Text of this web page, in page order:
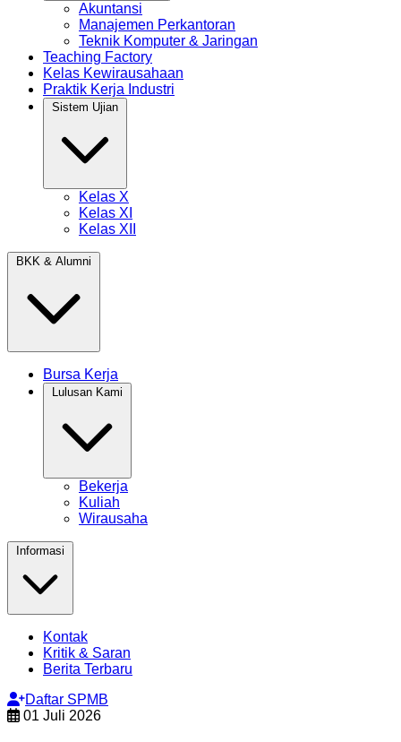
Akuntansi
Manajemen Perkantoran
Teknik Komputer & Jaringan
Teaching Factory
Kelas Kewirausahaan
Praktik Kerja Industri
Kelas X
Kelas XI
Kelas XII
Bursa Kerja
Bekerja
Kuliah
Wirausaha
Kontak
Kritik & Saran
Berita Terbaru
Daftar SPMB
01 Juli 2026